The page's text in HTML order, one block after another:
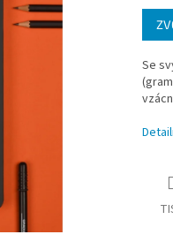
cena:
Se